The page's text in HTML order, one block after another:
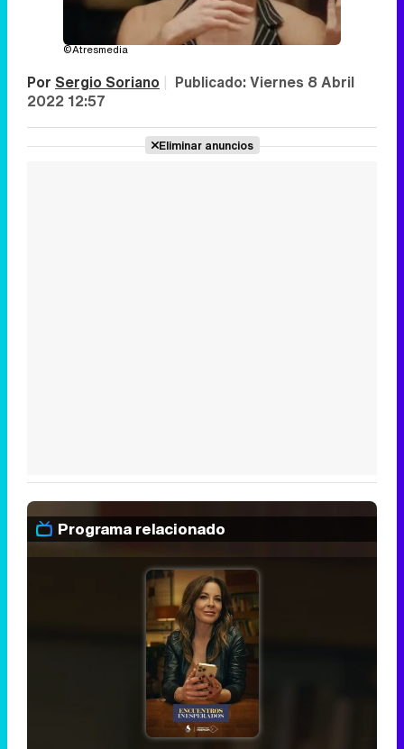
©Atresmedia
Por Sergio Soriano | Publicado:Viernes 8 Abril
2022 12:57
Eliminar anuncios
Programa relacionado